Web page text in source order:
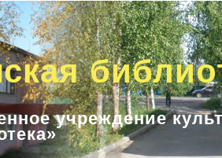
учреждение